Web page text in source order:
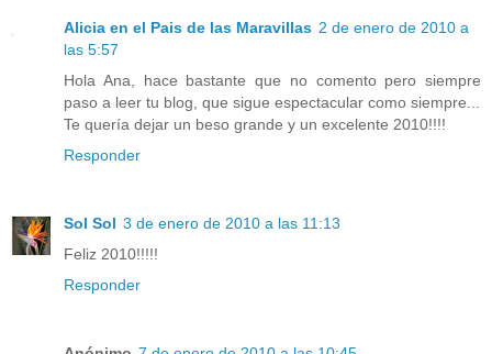
Alicia en el Pais de las Maravillas 2 de enero de 2010 a
las 5:57
Hola Ana, hace bastante que no comento pero siempre
paso a leer tu blog, que sigue espectacular como siempre...
Te quería dejar un beso grande y un excelente 2010!!!!
Responder
Sol Sol 3 de enero de 2010 a las 11:13
Feliz 2010!!!!!
Responder